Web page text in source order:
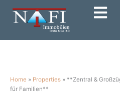
Inhalt
Home » Properties » **Zentral &
für Familien**